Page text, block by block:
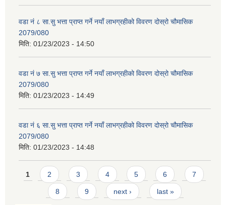
वडा नं ८ सा.सु भत्ता प्राप्त गर्ने नयाँ लाभग्रहीको विवरण दोस्रो चौमासिक
2079/080
मिति: 01/23/2023 - 14:50
वडा नं ७ सा.सु भत्ता प्राप्त गर्ने नयाँ लाभग्रहीको विवरण दोस्रो चौमासिक
2079/080
मिति: 01/23/2023 - 14:49
वडा नं ६ सा.सु भत्ता प्राप्त गर्ने नयाँ लाभग्रहीको विवरण दोस्रो चौमासिक
2079/080
मिति: 01/23/2023 - 14:48
Pages
1 2 3 4 5 6 7
8 9 next › last »